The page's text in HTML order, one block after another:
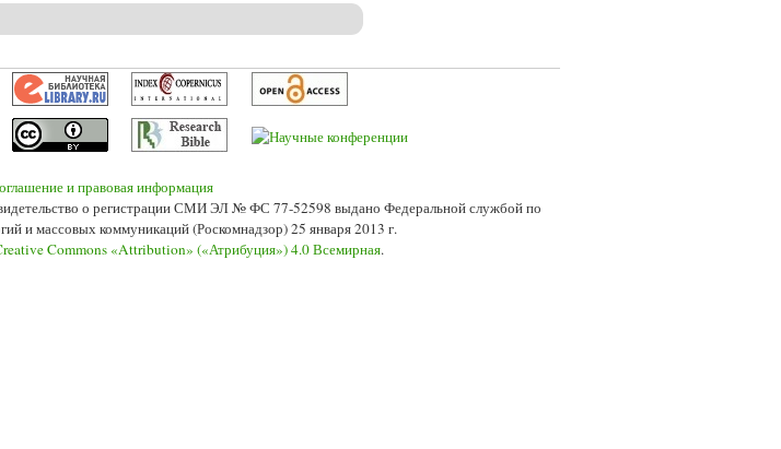
и правовая информация
о регистрации СМИ ЭЛ № ФС 77-52598 выдано Федеральной службой по
и массовых коммуникаций (Роскомнадзор) 25 января 2013 г.
Commons «Attribution» («Атрибуция») 4.0 Всемирная.